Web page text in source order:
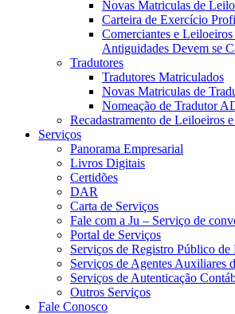
Novas Matriculas de
Carteira de Exercício
Comerciantes e
Antiguidades Devem se
Tradutores
Tradutores Matriculados
Novas Matriculas de
Nomeação de Tradutor
Recadastramento de Leiloeiros
Serviços
Panorama Empresarial
Livros Digitais
Certidões
DAR
Carta de Serviços
Fale com a Ju – Serviço de
Portal de Serviços
Serviços de Registro Público de
Serviços de Agentes Auxiliares
Serviços de Autenticação
Outros Serviços
Fale Conosco